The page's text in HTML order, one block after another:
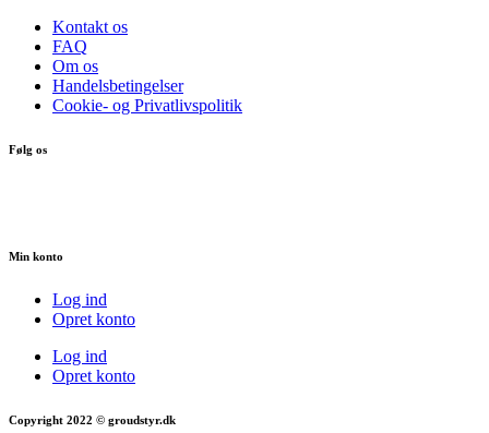
Kontakt os
FAQ
Om os
Handelsbetingelser
Cookie- og Privatlivspolitik
Følg os
Min konto
Log ind
Opret konto
Log ind
Opret konto
Copyright 2022 © groudstyr.dk